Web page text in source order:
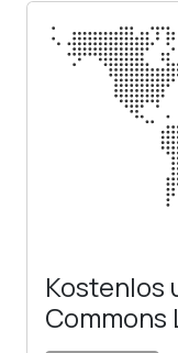
Kostenlos
Commons